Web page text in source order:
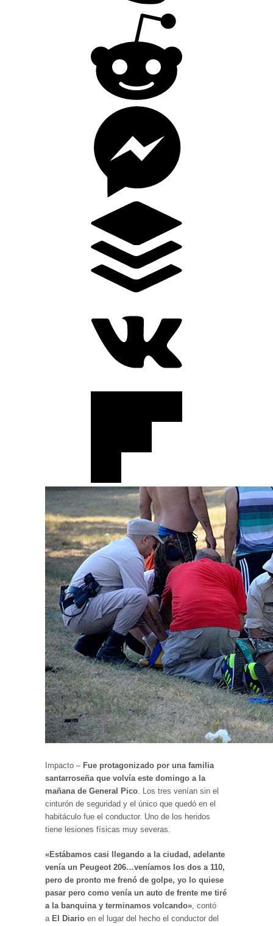
Impacto – Fue protagonizado por una familia
santarroseña que volvía este domingo a la
mañana de General Pico. Los tres venían sin el
cinturón de seguridad y el único que quedó en el
habitáculo fue el conductor. Uno de los heridos
tiene lesiones físicas muy severas.
«Estábamos casi llegando a la ciudad, adelante
venía un Peugeot 206…veníamos los dos a 110,
pero de pronto me frenó de golpe, yo lo quiese
pasar pero como venía un auto de frente me tiré
a la banquina y terminamos volcando», contó
a El Diario en el lugar del hecho el conductor del